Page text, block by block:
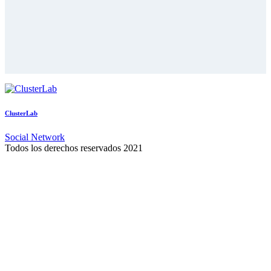
ClusterLab
Social Network
Todos los derechos reservados 2021